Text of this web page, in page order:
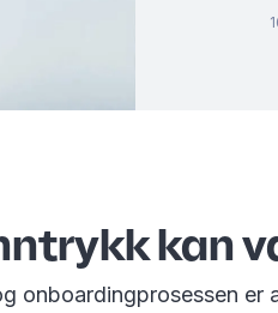
kan
onboardingprosessen er